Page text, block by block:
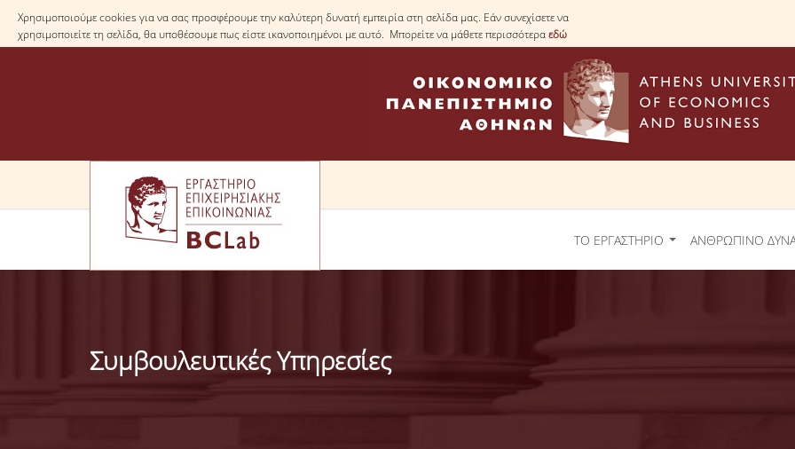
Χρησιμοποιούμε cookies για να σας προσφέρουμε την καλύτερη δυνατή εμπειρία στη σελίδα μας. Εάν συνεχίσετε να
χρησιμοποιείτε τη σελίδα, θα υποθέσουμε πως είστε ικανοποιημένοι με αυτό. Μπορείτε να μάθετε περισσότεραεδώ
ΤΟ ΕΡΓΑΣΤΗΡΙΟ ΑΝΘΡΩΠΙΝΟ
Συμβουλευτικές Υπηρεσίες